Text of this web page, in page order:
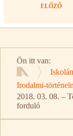
ELŐZŐ
Ön itt van:
Kezdőlap
Irodalmi-
2018. 03. 08. –
forduló